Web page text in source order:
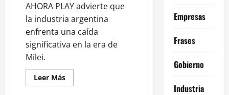
AHORA PLAY advierte que
la industria argentina
enfrenta una caída
significativa en la era de
Milei.
Leer MásLeer
más
Empresas
Frases
Gobierno
Industria